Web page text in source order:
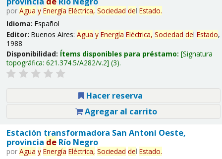
por Agua y Energía Eléctrica, Sociedad del Estado.
Idioma: Español
Editor: Buenos Aires: Agua y Energía Eléctrica, Sociedad del Estado,
1988
Disponibilidad: Ítems disponibles para préstamo: Signatura
topográfica: 621.374.5/A282/v.2 (3).
Hacer reserva
Agregar al carrito
Estación transformadora San Antoni Oeste,
provincia deRío Negro
por Agua y Energía Eléctrica, Sociedad del Estado.